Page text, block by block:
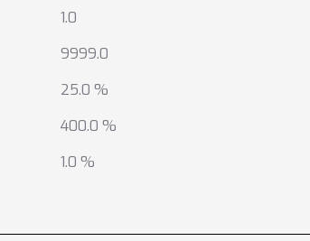
1.0
9999.0
25.0 %
400.0 %
1.0 %